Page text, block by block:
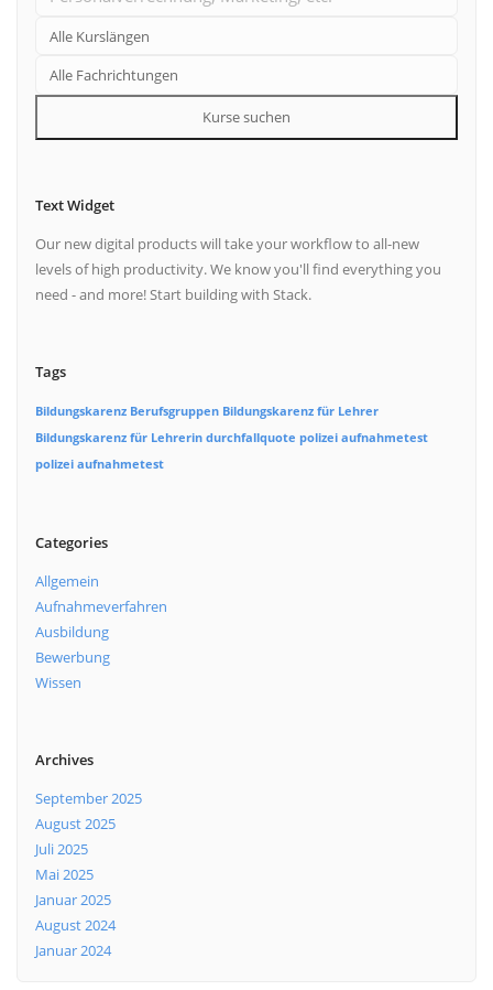
Kurse suchen
Text Widget
Our new digital products will take your workflow to all-new
levels of high productivity. We know you'll find everything you
need - and more! Start building with Stack.
Tags
Bildungskarenz Berufsgruppen Bildungskarenz für Lehrer
Bildungskarenz für Lehrerin durchfallquote polizei aufnahmetest
polizei aufnahmetest
Categories
Allgemein
Aufnahmeverfahren
Ausbildung
Bewerbung
Wissen
Archives
September 2025
August 2025
Juli 2025
Mai 2025
Januar 2025
August 2024
Januar 2024